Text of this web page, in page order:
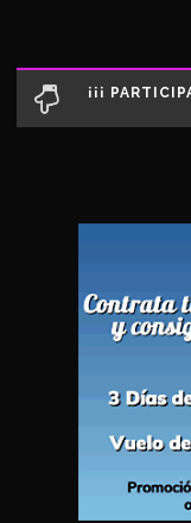
¡¡¡